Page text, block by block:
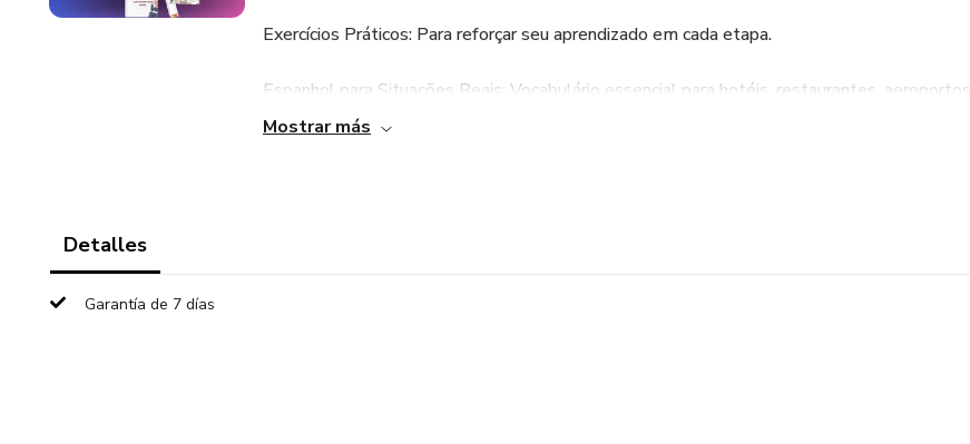
Exercícios Práticos: Para reforçar seu aprendizado em cada etapa.
Espanhol para Situações Reais: Vocabulário essencial para hotéis, restaurantes, aeroportos
e negócios.
Mostrar más
Detalles
Garantía de 7 días